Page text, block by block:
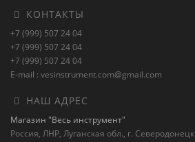
КОНТАКТЫ
+7 (999) 507 24 04
+7 (999) 507 24 04
+7 (999) 507 24 04
E-mail : vesinstrument.com@gmail.com
НАШ АДРЕС
Магазин "Весь инструмент"
Россия, ЛНР, Луганская обл., г. Северодонецк